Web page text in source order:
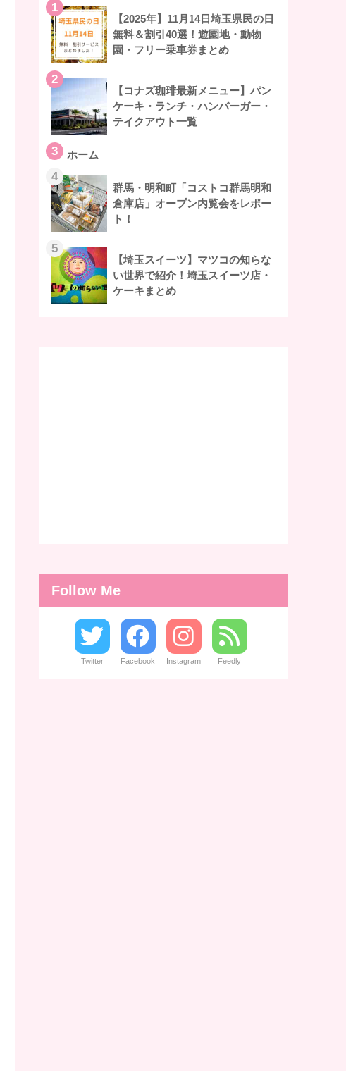
1
【2025年】11月14日埼玉県民の日
無料＆割引40選！遊園地・動物
園・フリー乗車券まとめ
2
【コナズ珈琲最新メニュー】パン
ケーキ・ランチ・ハンバーガー・
テイクアウト一覧
3 ホーム
4
群馬・明和町「コストコ群馬明和
倉庫店」オープン内覧会をレポー
ト！
5
【埼玉スイーツ】マツコの知らな
い世界で紹介！埼玉スイーツ店・
ケーキまとめ
Follow Me
Twitter Facebook Instagram Feedly